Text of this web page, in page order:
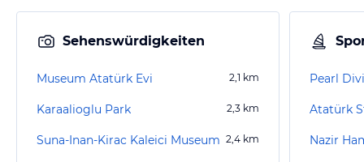
Sehenswürdigkeiten
Museum Atatürk Evi 2,1 km
Karaalioglu Park 2,3 km
Suna-Inan-Kirac Kaleici Museum 2,4 km
Pearl
Atatürk
Nazir